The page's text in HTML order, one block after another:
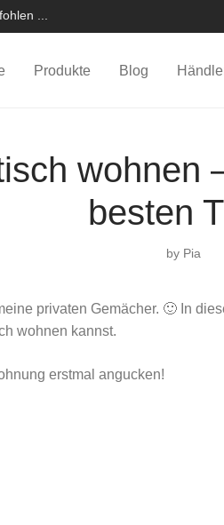
...
Produkte Blog
wohnen
besten
by Pia
privaten Gemächer. 🙂 In
wohnen kannst.
erstmal angucken!